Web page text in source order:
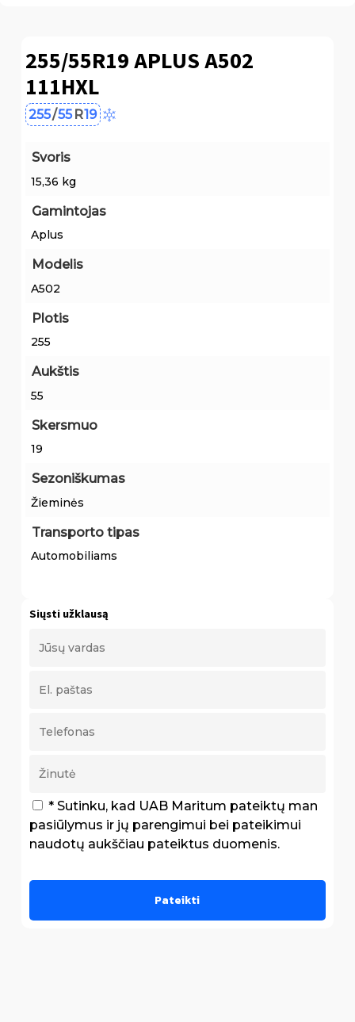
255/55R19 APLUS A502
111HXL
255/55R19
Svoris
15,36 kg
Gamintojas
Aplus
Modelis
A502
Plotis
255
Aukštis
55
Skersmuo
19
Sezoniškumas
Žieminės
Transporto tipas
Automobiliams
Siųsti užklausą
* Sutinku, kad UAB Maritum pateiktų man
pasiūlymus ir jų parengimui bei pateikimui
naudotų aukščiau pateiktus duomenis.